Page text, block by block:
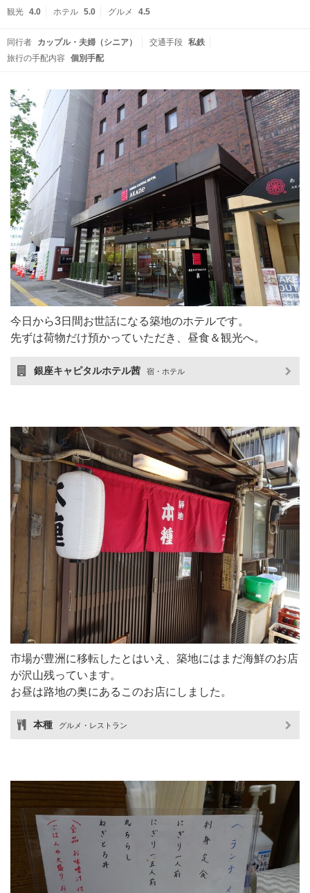
観光 4.0 ホテル 5.0 グルメ 4.5
同行者 カップル・夫婦（シニア） 交通手段 私鉄
旅行の手配内容
個別手配
今日から3日間お世話になる築地のホテルです。
先ずは荷物だけ預かっていただき、昼食＆観光へ。
銀座キャピタルホテル茜 宿・ホテル
市場が豊洲に移転したとはいえ、築地にはまだ海鮮のお店
が沢山残っています。
お昼は路地の奥にあるこのお店にしました。
本種 グルメ・レストラン